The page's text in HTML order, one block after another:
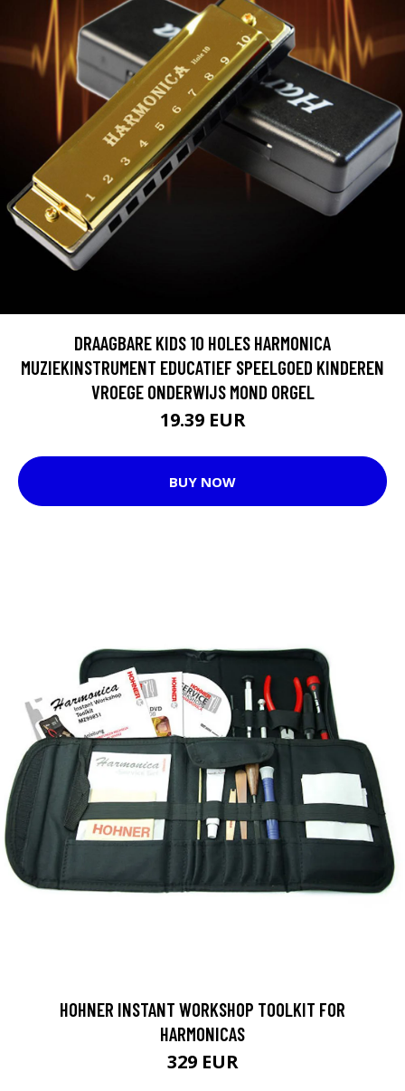
DRAAGBARE KIDS 10 HOLES HARMONICA
MUZIEKINSTRUMENT EDUCATIEF SPEELGOED KINDEREN
VROEGE ONDERWIJS MOND ORGEL
19.39 EUR
BUY NOW
HOHNER INSTANT WORKSHOP TOOLKIT FOR
HARMONICAS
329 EUR